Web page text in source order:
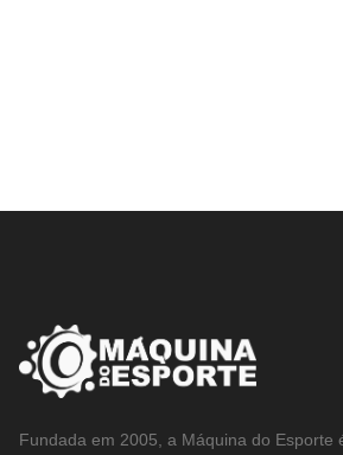
Fundada em 2005, a Máquina do Esporte